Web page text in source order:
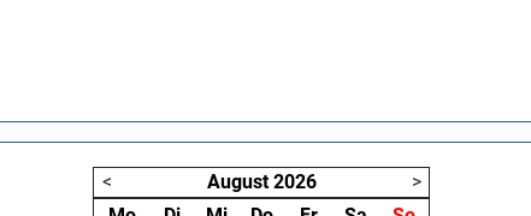
< August 2026
>